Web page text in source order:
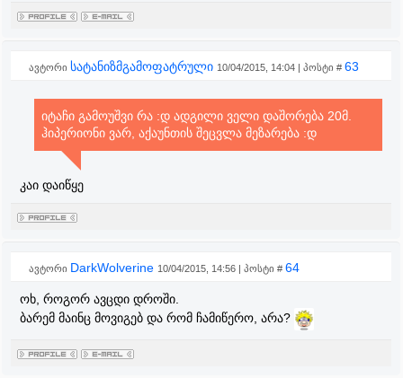
ავტორი სატანიზმგამოფატრული 10/04/2015, 14:04 | პოსტი # 63
იტაჩი გამოუშვი რა :დ ადგილი ველი დაშორება 20მ.
ჰიპერიონი ვარ, აქაუნთის შეცვლა მეზარება :დ
კაი დაიწყე
ავტორი DarkWolverine 10/04/2015, 14:56 | პოსტი # 64
ოხ, როგორ ავცდი დროში.
ბარემ მაინც მოვიგებ და რომ ჩამიწერო, არა?